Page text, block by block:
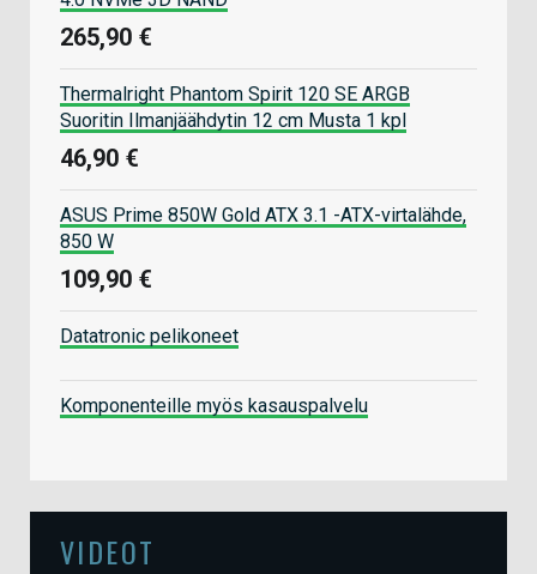
265,90 €
Thermalright Phantom Spirit 120 SE ARGB
Suoritin Ilmanjäähdytin 12 cm Musta 1 kpl
46,90 €
ASUS Prime 850W Gold ATX 3.1 -ATX-virtalähde,
850 W
109,90 €
Datatronic pelikoneet
Komponenteille myös kasauspalvelu
VIDEOT